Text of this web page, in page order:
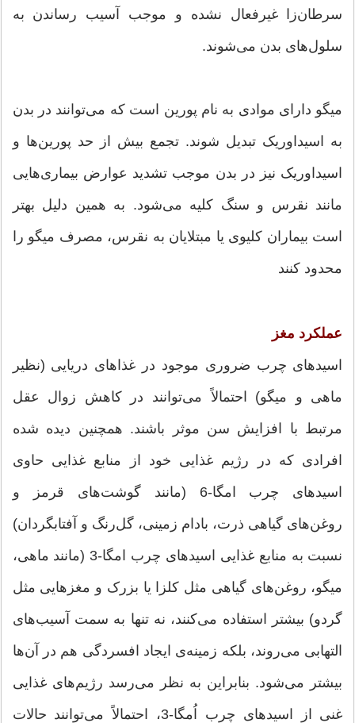
سرطان‌زا غیرفعال نشده و موجب آسیب رساندن به
سلول‌های بدن می‌شوند.
میگو دارای موادی به نام پورین است که می‌توانند در بدن
به اسیداوریک تبدیل شوند. تجمع بیش از حد پورین‌ها و
اسیداوریک نیز در بدن موجب تشدید عوارض بیماری‌هایی
مانند نقرس و سنگ کلیه می‌شود. به همین دلیل بهتر
است بیماران کلیوی یا مبتلایان به نقرس، مصرف میگو را
محدود کنند
عملکرد مغز
اسیدهای چرب ضروری موجود در غذاهای دریایی (نظیر
ماهی و میگو) احتمالاً می‌توانند در کاهش زوال عقل
مرتبط با افزایش سن موثر باشند. همچنین دیده شده
افرادی که در رژیم غذایی خود از منابع غذایی حاوی
اسیدهای چرب امگا-6 (مانند گوشت‌های قرمز و
روغن‌های گیاهی ذرت، بادام زمینی، گل‌رنگ و آفتابگردان)
نسبت به منابع غذایی اسیدهای چرب امگا-3 (مانند ماهی،
میگو، روغن‌های گیاهی مثل کلزا یا بزرک و مغزهایی مثل
گردو) بیشتر استفاده می‌کنند، نه تنها به سمت آسیب‌های
التهابی می‌روند، بلکه زمینه‌ی ایجاد افسردگی هم در آن‌ها
بیشتر می‌شود. بنابراین به نظر می‌رسد رژیم‌های غذایی
غنی از اسیدهای چرب اُمگا-3، احتمالاً می‌توانند حالات